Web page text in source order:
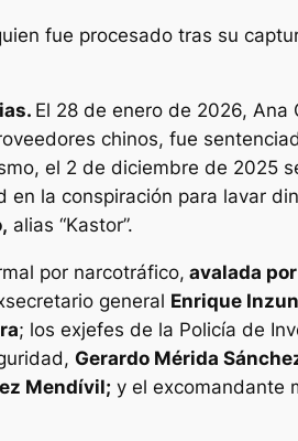
fue procesado tras su
El 28 de enero de 2026, Ana
chinos, fue
el 2 de diciembre de 2025
en la conspiración para lavar
alias “Kastor”.
por narcotráfico, avalada
general Enrique
; los exjefes de la Policía de
Gerardo Mérida
Mendívil; y el excomandante